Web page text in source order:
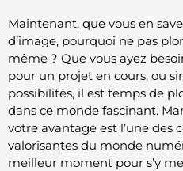
Maintenant, que vous en
d’image, pourquoi ne pas
même ? Que vous ayez
pour un projet en cours, ou
possibilités, il est temps de
dans ce monde fascinant.
votre avantage est l’une des
valorisantes du monde
meilleur moment pour s’y